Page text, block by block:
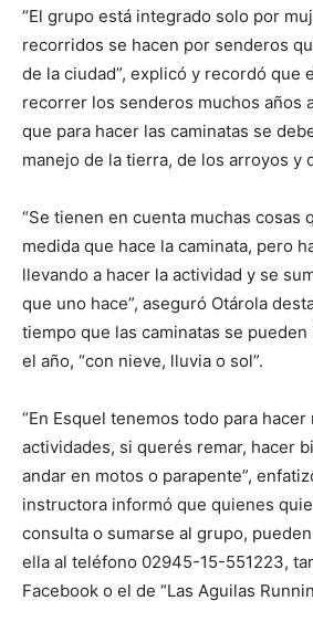
“El grupo está integrado solo por
recorridos se hacen por senderos
de la ciudad”, explicó y recordó que
recorrer los senderos muchos años
que para hacer las caminatas se
manejo de la tierra, de los arroyos y
“Se tienen en cuenta muchas cosas
medida que hace la caminata, pero
llevando a hacer la actividad y se
que uno hace”, aseguró Otárola
tiempo que las caminatas se
el año, “con nieve, lluvia o sol”.
“En Esquel tenemos todo para
actividades, si querés remar, hacer
andar en motos o parapente”,
instructora informó que quienes
consulta o sumarse al grupo,
ella al teléfono 02945-15-551223,
Facebook o el de “Las Aguilas